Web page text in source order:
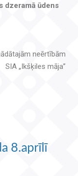
dzeramā ūdens
neērtībām
SIA „Ikšķiles māja”
8.aprīlī